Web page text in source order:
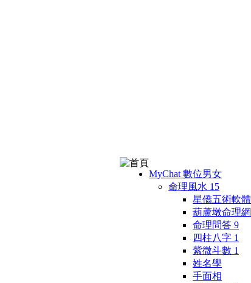
MyChat 數位男女
命理風水 15
星僑五術軟體
葫蘆墩命理網
命理問答 9
四柱八字 1
紫微斗數 1
姓名學
手面相